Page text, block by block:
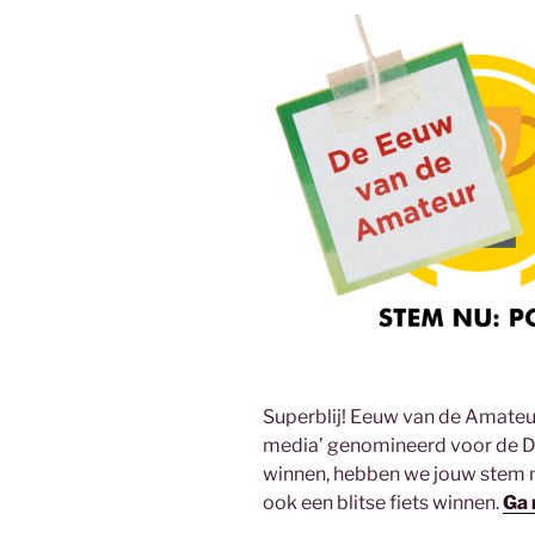
Superblij! Eeuw van de
media’ genomineerd voor de
winnen, hebben we jouw stem
ook een blitse fiets winnen.Ga